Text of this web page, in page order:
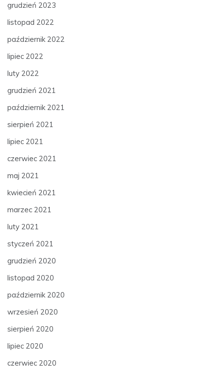
grudzień 2023
listopad 2022
październik 2022
lipiec 2022
luty 2022
grudzień 2021
październik 2021
sierpień 2021
lipiec 2021
czerwiec 2021
maj 2021
kwiecień 2021
marzec 2021
luty 2021
styczeń 2021
grudzień 2020
listopad 2020
październik 2020
wrzesień 2020
sierpień 2020
lipiec 2020
czerwiec 2020